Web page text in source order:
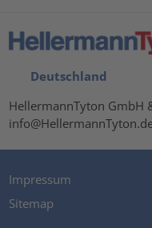
Deutschland
HellermannTyton GmbH
Impressum
Sitemap